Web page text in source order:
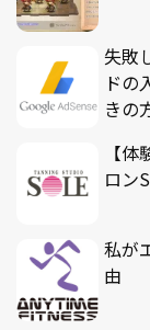
失敗
ドの
きの
【
ロン
私が
由